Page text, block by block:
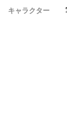
キャラクター